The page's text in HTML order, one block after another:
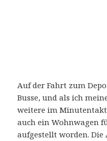
Auf der Fahrt zum
Busse, und als ich
weitere im
auch ein Wohnwagen
aufgestellt worden.